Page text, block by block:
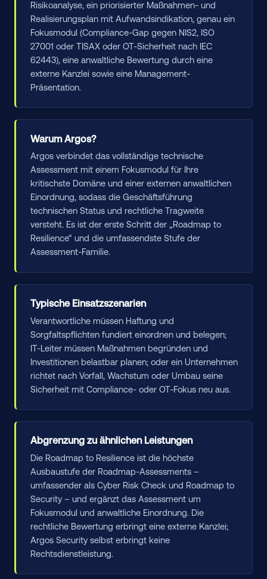
Risikoanalyse, ein priorisierter Maßnahmen- und
Realisierungsplan mit Aufwandsindikation, genau ein
Fokusmodul (Compliance-Gap gegen NIS2, ISO
27001 oder TISAX oder OT-Sicherheit nach IEC
62443), eine anwaltliche Bewertung durch eine
externe Kanzlei sowie eine Management-
Präsentation.
Warum Argos?
Argos verbindet das vollständige technische
Assessment mit einem Fokusmodul für Ihre
kritischste Domäne und einer externen anwaltlichen
Einordnung, sodass die Geschäftsführung
technischen Status und rechtliche Tragweite
versteht. Es ist der erste Schritt der „Roadmap to
Resilience“ und die umfassendste Stufe der
Assessment-Familie.
Typische Einsatzszenarien
Verantwortliche müssen Haftung und
Sorgfaltspflichten fundiert einordnen und belegen;
IT-Leiter müssen Maßnahmen begründen und
Investitionen belastbar planen; oder ein Unternehmen
richtet nach Vorfall, Wachstum oder Umbau seine
Sicherheit mit Compliance- oder OT-Fokus neu aus.
Abgrenzung zu ähnlichen Leistungen
Die Roadmap to Resilience ist die höchste
Ausbaustufe der Roadmap-Assessments –
umfassender als Cyber Risk Check und Roadmap to
Security – und ergänzt das Assessment um
Fokusmodul und anwaltliche Einordnung. Die
rechtliche Bewertung erbringt eine externe Kanzlei;
Argos Security selbst erbringt keine
Rechtsdienstleistung.